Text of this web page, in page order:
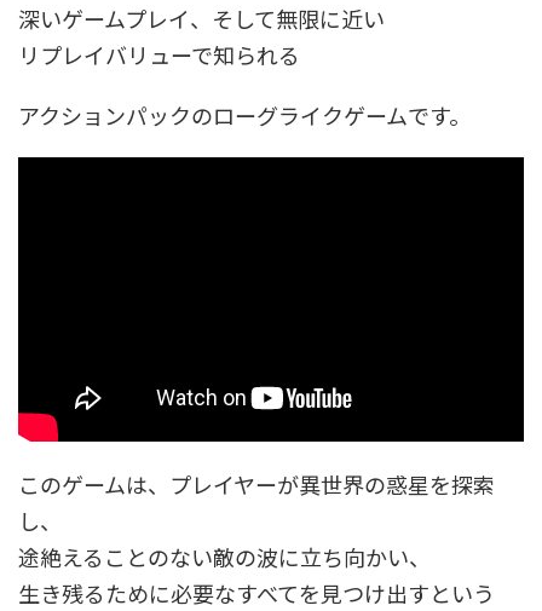
深いゲームプレイ、そして無限に近い
リプレイバリューで知られる
アクションパックのローグライクゲームです。
このゲームは、プレイヤーが異世界の惑星を探索
し、
途絶えることのない敵の波に立ち向かい、
生き残るために必要なすべてを見つけ出すという